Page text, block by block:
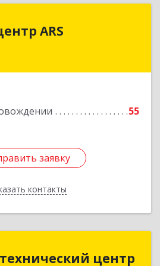
ARS
55
заявку
контакты
заявку
Назад
центр
центр